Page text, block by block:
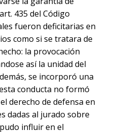
435 del Código
fueron deficitarias en
como si se tratara de
la provocación
así la unidad del
se incorporó una
conducta no formó
derecho de defensa en
dadas al jurado sobre
influir en el